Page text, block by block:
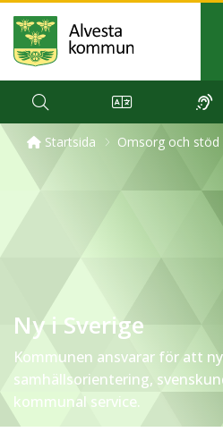
Startsida Omsorg och stöd
Ny i Sverige
Kommunen ansvarar för att
samhällsorientering,
kommunal service.